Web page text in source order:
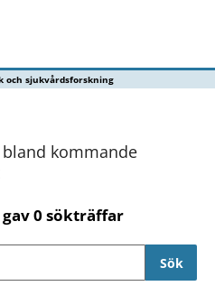
och sjukvårdsforskning
kommande
gav 0 sökträffar